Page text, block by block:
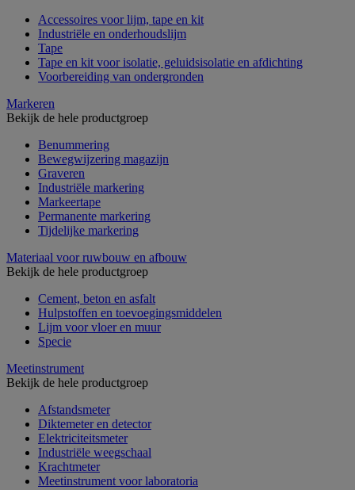
Accessoires voor lijm, tape en kit
Industriële en onderhoudslijm
Tape
Tape en kit voor isolatie, geluidsisolatie en afdichting
Voorbereiding van ondergronden
Markeren
Bekijk de hele productgroep
Benummering
Bewegwijzering magazijn
Graveren
Industriële markering
Markeertape
Permanente markering
Tijdelijke markering
Materiaal voor ruwbouw en afbouw
Bekijk de hele productgroep
Cement, beton en asfalt
Hulpstoffen en toevoegingsmiddelen
Lijm voor vloer en muur
Specie
Meetinstrument
Bekijk de hele productgroep
Afstandsmeter
Diktemeter en detector
Elektriciteitsmeter
Industriële weegschaal
Krachtmeter
Meetinstrument voor laboratoria